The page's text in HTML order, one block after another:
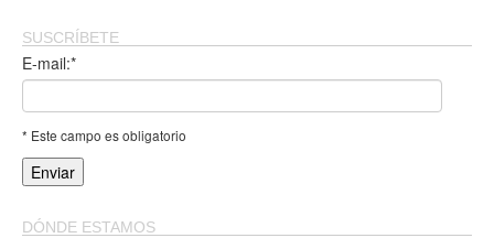
SUSCRÍBETE
E-mail:*
* Este campo es obligatorio
DÓNDE ESTAMOS